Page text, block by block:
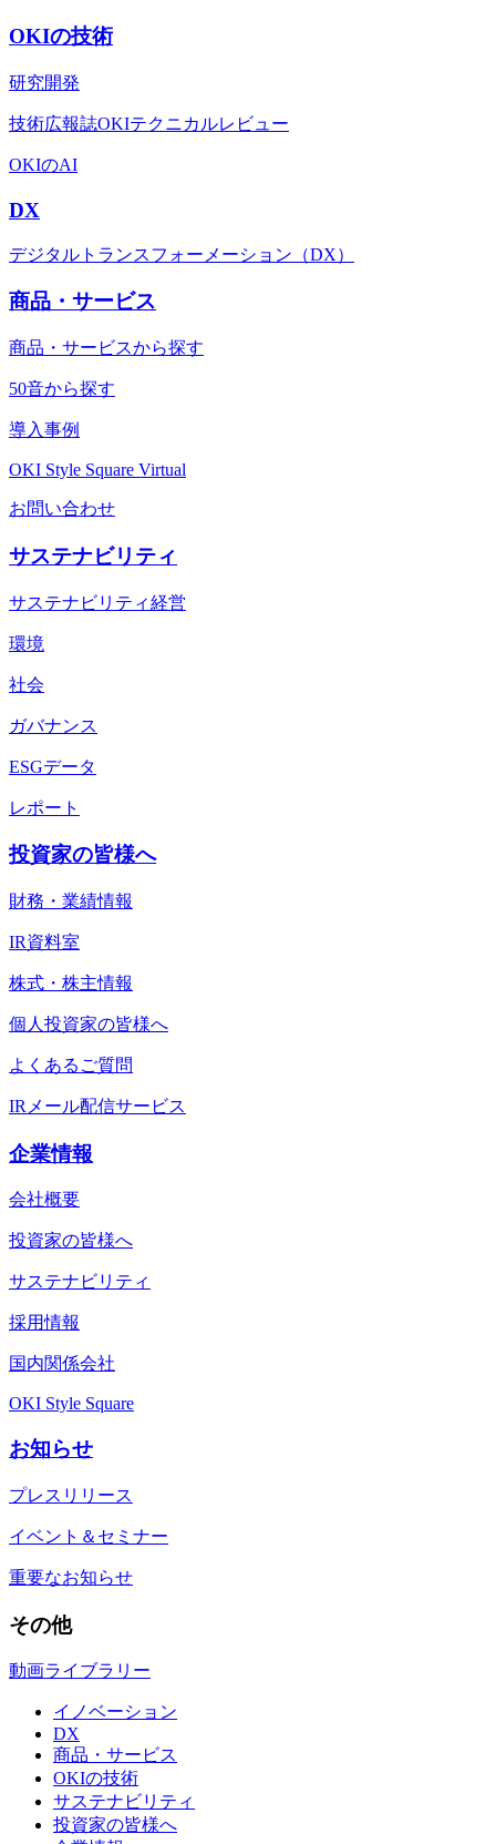
OKIの技術
研究開発
技術広報誌OKIテクニカルレビュー
OKIのAI
DX
デジタルトランスフォーメーション（DX）
商品・サービス
商品・サービスから探す
50音から探す
導入事例
OKI Style Square Virtual
お問い合わせ
サステナビリティ
サステナビリティ経営
環境
社会
ガバナンス
ESGデータ
レポート
投資家の皆様へ
財務・業績情報
IR資料室
株式・株主情報
個人投資家の皆様へ
よくあるご質問
IRメール配信サービス
企業情報
会社概要
投資家の皆様へ
サステナビリティ
採用情報
国内関係会社
OKI Style Square
お知らせ
プレスリリース
イベント＆セミナー
重要なお知らせ
その他
動画ライブラリー
イノベーション
DX
商品・サービス
OKIの技術
サステナビリティ
投資家の皆様へ